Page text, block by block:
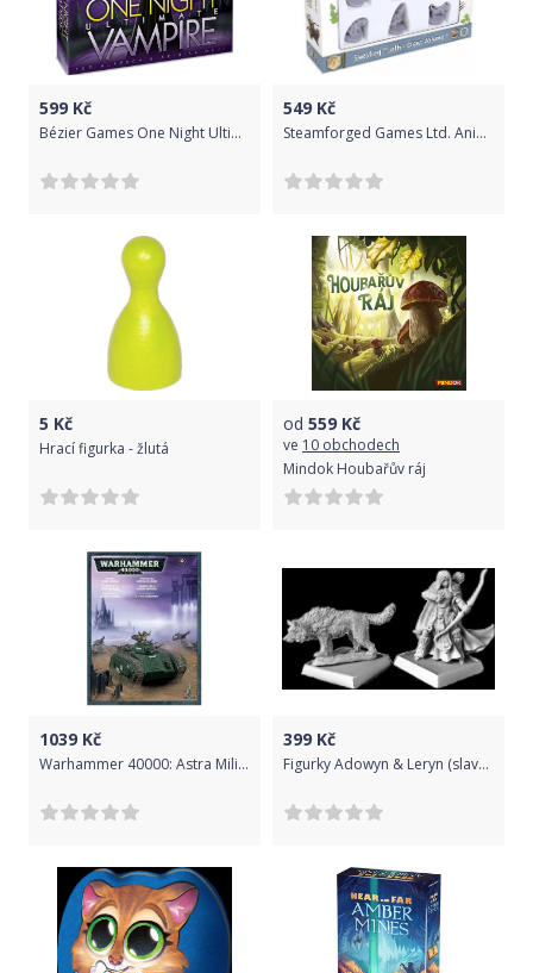
599 Kč
Bézier Games One Night Ultimate Vampire
549 Kč
Steamforged Games Ltd. Animal Adventures: Cats & Catacombs - Questing Tooth & Claw: Volume 1
5 Kč
Hrací figurka - žlutá
od 559 Kč
ve 10 obchodech
Mindok Houbařův ráj
1039 Kč
Warhammer 40000: Astra Militarum Chimera
399 Kč
Figurky Adowyn & Leryn (slavná lovkyně s vlkem)